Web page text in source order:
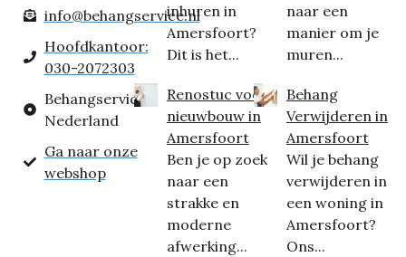
info@behangservice.nl
Hoofdkantoor:
030-2072303
Behangservice
Nederland
Ga naar onze
webshop
inhuren in
Amersfoort?
Dit is het...
Renostuc voor
nieuwbouw in
Amersfoort
Ben je op zoek
naar een
strakke en
moderne
afwerking...
naar een
manier om je
muren...
Behang
Verwijderen in
Amersfoort
Wil je behang
verwijderen in
een woning in
Amersfoort?
Ons...